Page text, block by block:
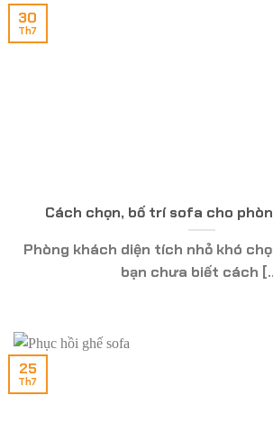
Cách chọn, bố trí sofa cho
Phòng khách diện tích nhỏ khó
bạn chưa biết cách
30
Th7
25
Th7